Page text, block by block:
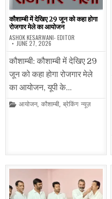
कौशाम्बी में देखिए 29 जून को कहा होगा
रोजगार मेले का आयोजन
ASHOK KESARWANI- EDITOR
JUNE 27, 2026
कौशाम्बी: कौशाम्बी में देखिए 29
जून को कहा होगा रोजगार मेले
का आयोजन, यूपी के…
Posted
आयोजन,कौशाम्बी,ब्रेकिंग न्यूज़